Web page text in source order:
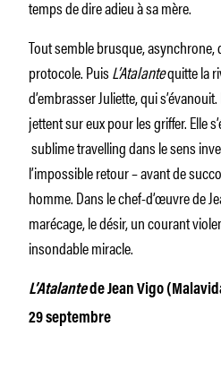
temps de dire adieu à sa mère.
Tout semble brusque, asynchrone,
protocole. PuisL’Atalantequitte la
d’embrasser Juliette, qui
jettent sur eux pour les griffer. Elle
sublime travelling dans le sens
l’impossible retour – avant de
homme. Dans le chef-d’œuvre de
marécage, le désir, un courant
insondable miracle.
L’Atalantede Jean Vigo
29 septembre